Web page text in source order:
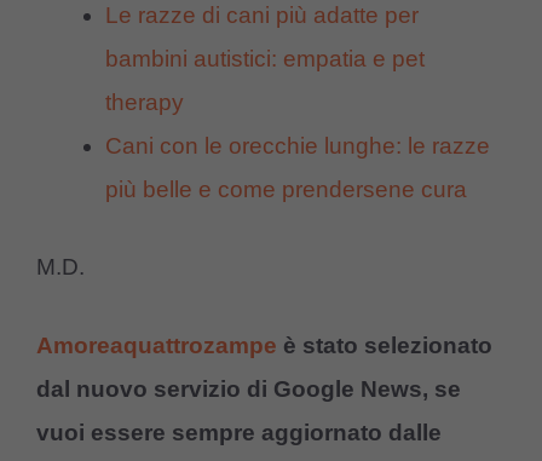
Le razze di cani più adatte per
bambini autistici: empatia e pet
therapy
Cani con le orecchie lunghe: le razze
più belle e come prendersene cura
M.D.
Amoreaquattrozampe è stato selezionato
dal nuovo servizio di Google News, se
vuoi essere sempre aggiornato dalle